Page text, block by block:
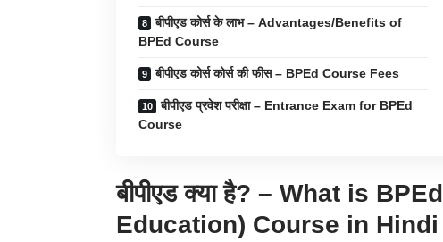
बीपीएड कोर्स के लाभ – Advantages/Benefits of
BPEd Course
बीपीएड कोर्स कोर्स की फीस – BPEd Course Fees
बीपीएड प्रवेश परीक्षा – Entrance Exam for BPEd
Course
बीपीएडक्या है? – What is BPEd
Education) Course in Hindi